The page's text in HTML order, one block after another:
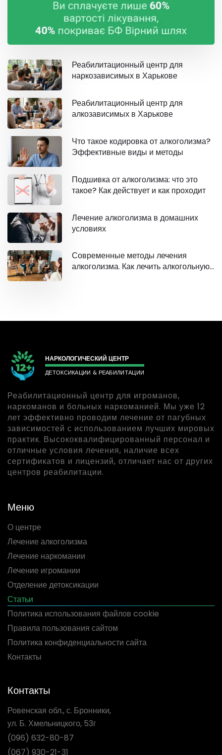
Реабилитационный центр для
наркозависимых в Харькове
Реабилитационный центр для
алкозависимых в Харькове
Что такое кодировка от алкоголизма?
Эффективные виды и методы
Подшивка от алкоголизма: что это
такое? Как действует и как проходит
Лечение алкоголизма в домашних
условиях
Современные методы лечения
алкоголизма. Как лечить алкогольную
НАРКОЛОГИЧЕСКИЙ ЦЕНТР
ДЕТОКСИКАЦИИ & РЕАБИЛИТАЦИИ
Реабилитационный центр для игроманов,
наркоманов и больных наркоманией. Мы уже 12
лет эффективно проводим лечение от пагубных
зависимостей с использованием лучших мировых
практик. Высококвалифицированный персонал и
отличные условия лечения, наличие всех
сертификатов и лицензий, отличает нас от других
центров реабилитации.
Меню
О центре
Лечение алкоголизма
Лечение наркомании
Лечение игромании
Отделение детоксикации
Статьи
Политика использования файлов cookie
Правила пользования сайтом
Политика конфиденциальности сайта
Контакты
Контакты
Ровенская обл., с. Бронники,
ул. Б. Хмельницкого, 53г
(096) 632-80-87
(067) 930-21-31